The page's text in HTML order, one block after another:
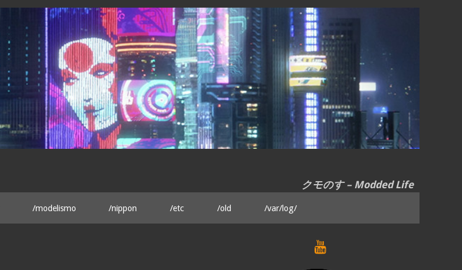
クモのす – Modded Life
/modelismo /nippon /etc /old /var/log/